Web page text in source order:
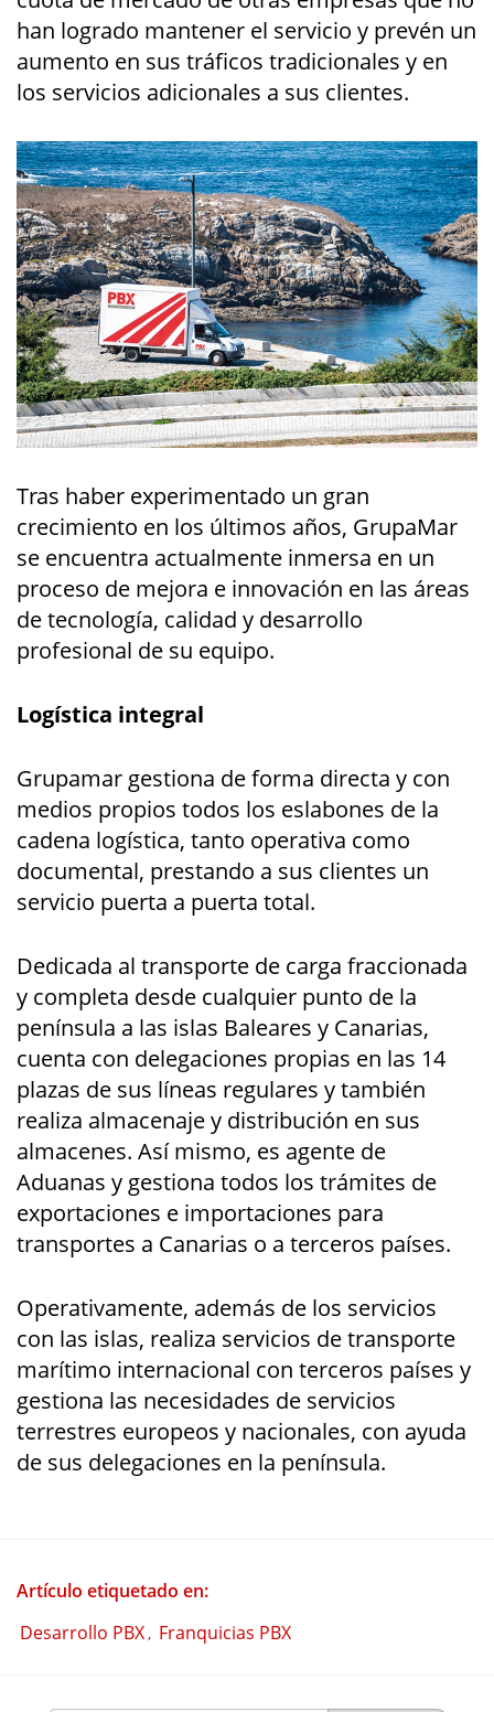
han logrado mantener el servicio y prevén un
aumento en sus tráficos tradicionales y en
los servicios adicionales a sus clientes.
Tras haber experimentado un gran
crecimiento en los últimos años, GrupaMar
se encuentra actualmente inmersa en un
proceso de mejora e innovación en las áreas
de tecnología, calidad y desarrollo
profesional de su equipo.
Logística integral
Grupamar gestiona de forma directa y con
medios propios todos los eslabones de la
cadena logística, tanto operativa como
documental, prestando a sus clientes un
servicio puerta a puerta total.
Dedicada al transporte de carga fraccionada
y completa desde cualquier punto de la
península a las islas Baleares y Canarias,
cuenta con delegaciones propias en las 14
plazas de sus líneas regulares y también
realiza almacenaje y distribución en sus
almacenes. Así mismo, es agente de
Aduanas y gestiona todos los trámites de
exportaciones e importaciones para
transportes a Canarias o a terceros países.
Operativamente, además de los servicios
con las islas, realiza servicios de transporte
marítimo internacional con terceros países y
gestiona las necesidades de servicios
terrestres europeos y nacionales, con ayuda
de sus delegaciones en la península.
Artículo etiquetado en:
Desarrollo PBX, Franquicias PBX